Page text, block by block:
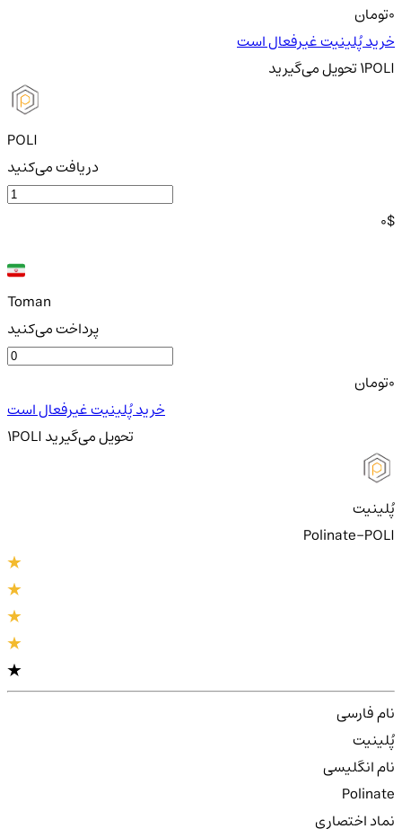
تومان
خرید پُلینیت غیرفعال است
1POLIتحویلمی‌گیرید
POLI
دریافت می‌کنید
0$
Toman
پرداخت می‌کنید
تومان
خرید پُلینیت غیرفعال است
1POLI تحویلمی‌گیرید
پُلینیت
Polinate-POLI
نام فارسی
پُلینیت
نام انگلیسی
Polinate
نماد اختصاری